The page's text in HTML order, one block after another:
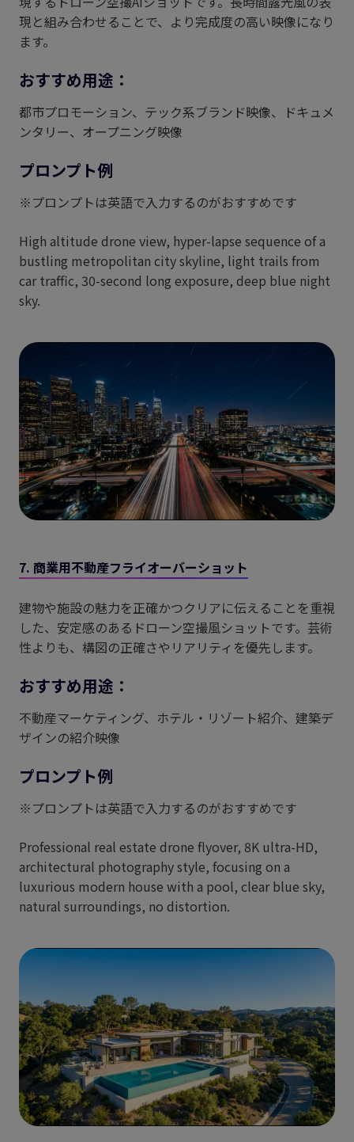
現と組み合わせることで、より完成度の高い映像になり
ます。
おすすめ用途：
都市プロモーション、テック系ブランド映像、ドキュメ
ンタリー、オープニング映像
プロンプト例
※プロンプトは英語で入力するのがおすすめです
High altitude drone view, hyper-lapse sequence of a
bustling metropolitan city skyline, light trails from
car traffic, 30-second long exposure, deep blue night
sky.
7. 商業用不動産フライオーバーショット
建物や施設の魅力を正確かつクリアに伝えることを重視
した、安定感のあるドローン空撮風ショットです。芸術
性よりも、構図の正確さやリアリティを優先します。
おすすめ用途：
不動産マーケティング、ホテル・リゾート紹介、建築デ
ザインの紹介映像
プロンプト例
※プロンプトは英語で入力するのがおすすめです
Professional real estate drone flyover, 8K ultra-HD,
architectural photography style, focusing on a
luxurious modern house with a pool, clear blue sky,
natural surroundings, no distortion.